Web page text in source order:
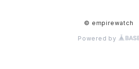
© empirewatch
Powered by